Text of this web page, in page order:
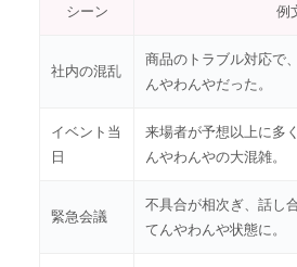
シーン 例
社内の混乱
商品のトラブル対応で
んやわんやだった。
イベント当
日
来場者が予想以上に多
んやわんやの大混雑。
緊急会議
不具合が相次ぎ、話し
てんやわんや状態に。